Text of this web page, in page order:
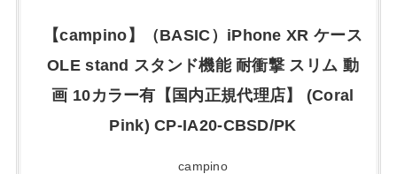
【campino】（BASIC）iPhone XR ケース
OLE stand スタンド機能 耐衝撃 スリム 動
画 10カラー有【国内正規代理店】 (Coral
Pink) CP-IA20-CBSD/PK
campino